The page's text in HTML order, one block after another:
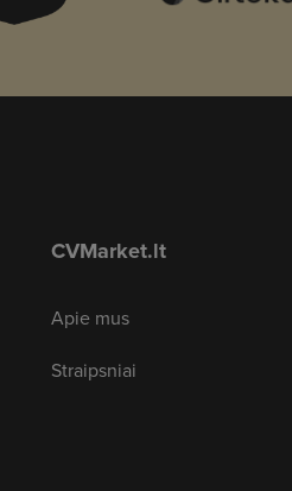
CVMarket.lt
Apie mus
Straipsniai